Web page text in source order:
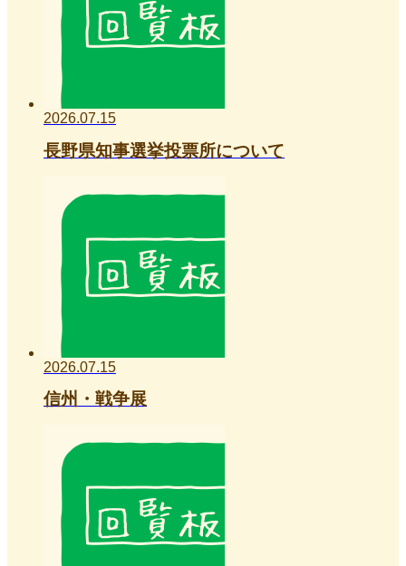
2026.07.15
長野県知事選挙投票所について
2026.07.15
信州・戦争展